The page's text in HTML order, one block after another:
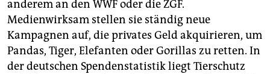
anderem an den WWF oder die ZGF.
Medienwirksam stellen sie ständig neue
Kampagnen auf, die privates Geld akquirieren, um
Pandas, Tiger, Elefanten oder Gorillas zu retten. In
der deutschen Spendenstatistik liegt Tierschutz